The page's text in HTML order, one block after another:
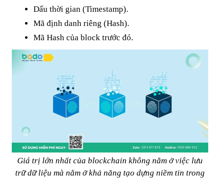
Dấu thời gian (Timestamp).
Mã định danh riêng (Hash).
Mã Hash của block trước đó.
Giá trị lớn nhất của blockchain không nằm ở việc lưu
trữ dữ liệu mà nằm ở khả năng tạo dựng niềm tin trong